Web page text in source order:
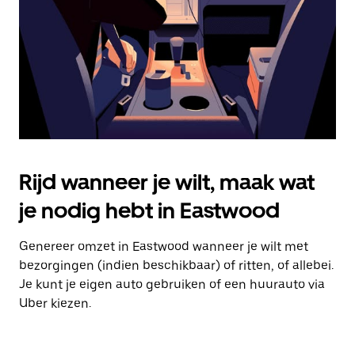
agenda
te
sluiten.
Rijd wanneer je wilt, maak wat
je nodig hebt in Eastwood
Genereer omzet in Eastwood wanneer je wilt met
bezorgingen (indien beschikbaar) of ritten, of allebei.
Je kunt je eigen auto gebruiken of een huurauto via
Uber kiezen.